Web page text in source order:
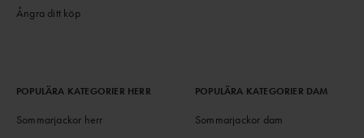
Ångra ditt köp
POPULÄRA KATEGORIER HERR
Sommarjackor herr
POPULÄRA KATEGORIER DAM
Sommarjackor dam